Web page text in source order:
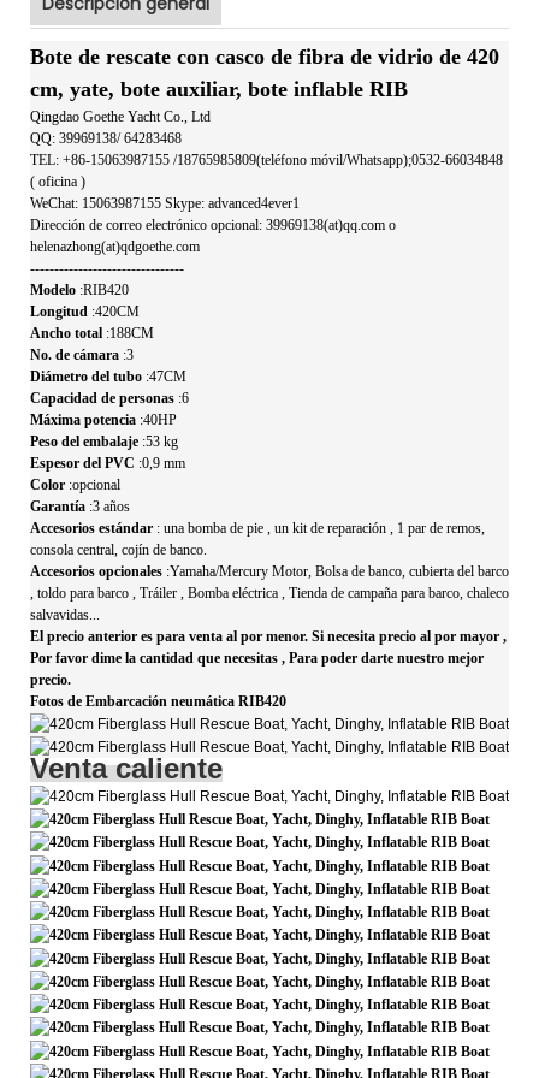
Bote de rescate con casco de fibra de vidrio de 420
cm, yate, bote auxiliar, bote inflable RIB
Qingdao Goethe Yacht Co., Ltd
QQ: 39969138/64283468
TEL: +86-15063987155 /18765985809(teléfono móvil/Whatsapp);0532-66034848
( oficina )
WeChat: 15063987155 Skype: advanced4ever1
Dirección de correo electrónico opcional: 39969138(at)qq.com o
helenazhong(at)qdgoethe.com
--------------------------------
Modelo :RIB420
Longitud :420CM
Ancho total :188CM
No. de cámara :3
Diámetro del tubo :47CM
Capacidad de personas :6
Máxima potencia :40HP
Peso del embalaje :53 kg
Espesor del PVC :0,9 mm
Color :opcional
Garantía :3 años
Accesorios estándar : una bomba de pie , un kit de reparación , 1 par de remos,
consola central, cojín de banco.
Accesorios opcionales :Yamaha/Mercury Motor, Bolsa de banco, cubierta del barco
, toldo para barco , Tráiler , Bomba eléctrica , Tienda de campaña para barco, chaleco
salvavidas...
El precio anterior es para venta al por menor. Si necesita precio al por mayor ,
Por favor dime la cantidad que necesitas , Para poder darte nuestro mejor
precio.
Fotos de Embarcación neumática RIB420
Venta caliente